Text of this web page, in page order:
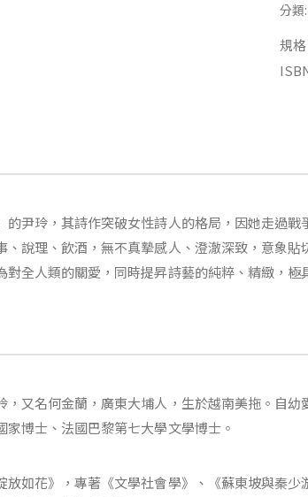
分類:
規
的尹玲，其詩作突破女性詩人的格局，因她走過
、說理、飲酒，無不真摯感人、澄澈深致，意象
對全人類的關愛，同時提昇詩藝的純粹、精緻，極
，又名何金蘭，廣東大埔人，生於越南美拖。自
家博士、法國巴黎第七大學文學博士。
放如花》，專著《文學社會學》、《蘇東坡與秦